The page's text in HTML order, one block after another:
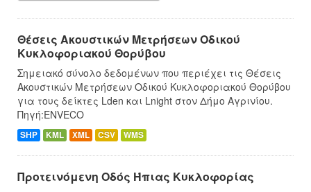
Θέσεις Ακουστικών Μετρήσεων Οδικού
Κυκλοφοριακού Θορύβου
Σημειακό σύνολο δεδομένων που περιέχει τις Θέσεις
Ακουστικών Μετρήσεων Οδικού Κυκλοφοριακού Θορύβου
για τους δείκτες Lden και Lnight στον Δήμο Αγρινίου.
Πηγή:ENVECO
SHP KML XML CSV WMS
Προτεινόμενη Οδός Ήπιας Κυκλοφορίας